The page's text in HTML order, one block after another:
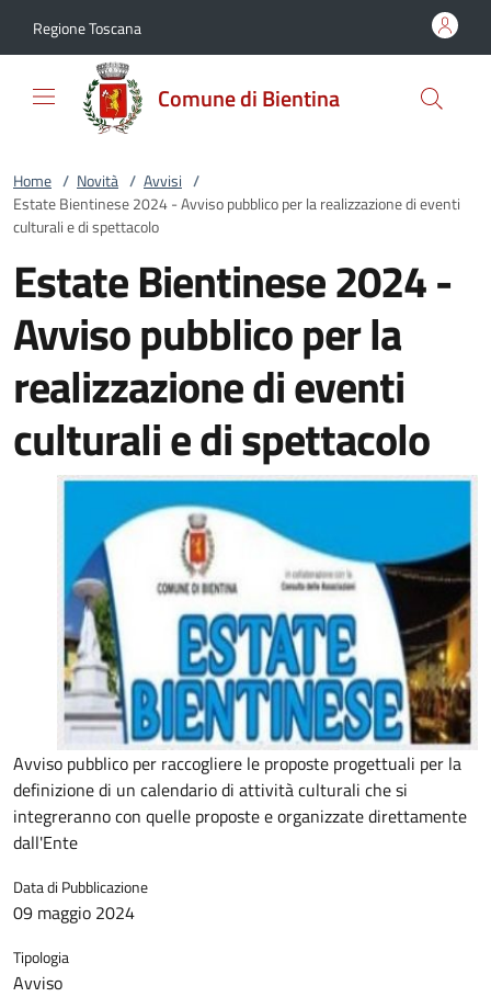
Regione Toscana
Comune di Bientina
Home / Novità / Avvisi /
Estate Bientinese 2024 - Avviso pubblico per la realizzazione di eventi
culturali e di spettacolo
Estate Bientinese 2024 -
Avviso pubblico per la
realizzazione di eventi
culturali e di spettacolo
Avviso pubblico per raccogliere le proposte progettuali per la
definizione di un calendario di attività culturali che si
integreranno con quelle proposte e organizzate direttamente
dall'Ente
Data di Pubblicazione
09 maggio 2024
Tipologia
Avviso